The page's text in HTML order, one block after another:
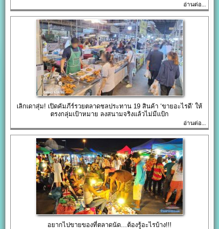
อ่านต่อ...
เลิกเดาสุ่ม! เปิดคัมภีร์รวยตลาดชลประทาน 19 สินค้า ‘ขายอะไรดี’ ให้
ตรงกลุ่มเป้าหมาย ลงสนามจริงแล้วไม่มีแป้ก
อ่านต่อ...
อยากไปขายของที่ตลาดนัด…ต้องรู้อะไรบ้าง!!!